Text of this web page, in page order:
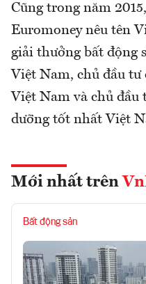
Cũng trong năm
Euromoney nêu tên
giải thưởng bất động
Việt Nam, chủ đầu
Việt Nam và chủ đầu
dưỡng tốt nhất Việt
Mới nhất trên
Bất động sản